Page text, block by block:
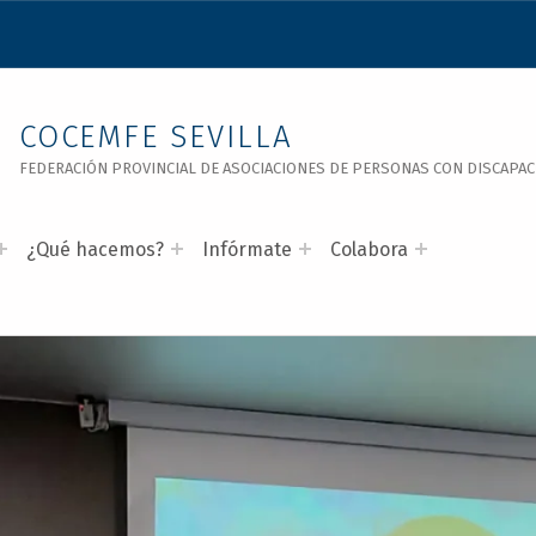
COCEMFE SEVILLA
FEDERACIÓN PROVINCIAL DE ASOCIACIONES DE PERSONAS CON
¿Qué hacemos? Infórmate Colabora